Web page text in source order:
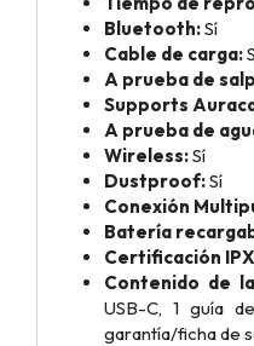
Bluetooth:Sí
Cable de carga:
A prueba de
Supports
A prueba de
Wireless:Sí
Dustproof:Sí
Conexión
Batería
Certificación
Contenido de
USB-C, 1 guía
garantía/ficha de